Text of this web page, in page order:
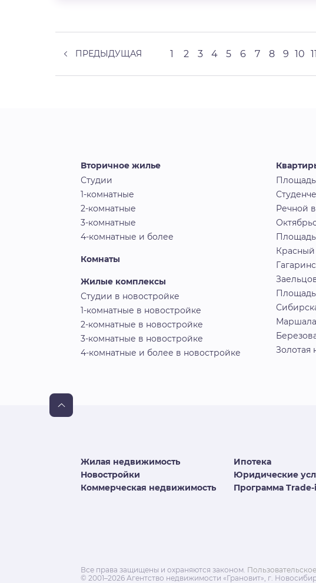
ПРЕДЫДУЩАЯ 1 2 3 4 5 6 7 8 9 10 11
Вторичное жилье
Студии
1-комнатные
2-комнатные
3-комнатные
4-комнатные и более
Комнаты
Жилые комплексы
Студии в новостройке
1-комнатные в новостройке
2-комнатные в новостройке
3-комнатные в новостройке
4-комнатные и более в новостройке
Речной
Красный
Золотая
Жилая недвижимость
Новостройки
Коммерческая недвижимость
Ипотека
Юридические
Программа
Все права защищены и охраняются законом.
© 2001–2026 Агентство недвижимости «Грановит», г.